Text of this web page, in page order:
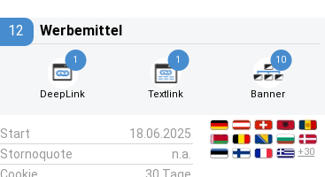
12 Werbemittel
1
DeepLink
1
Textlink
10
Banner
Start
18.06.2025
Stornoquote
n.a.
+30